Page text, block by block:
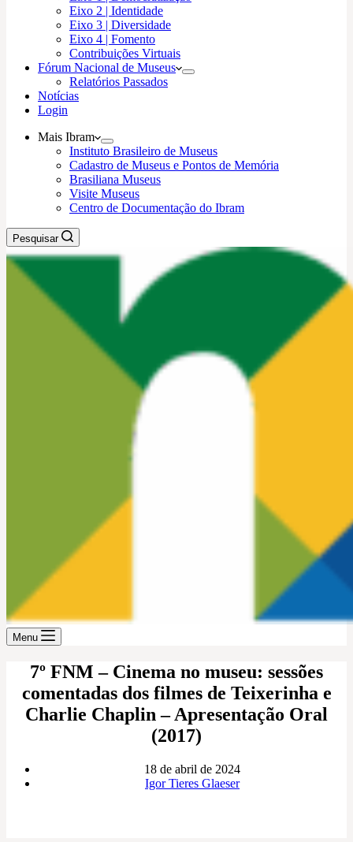
Eixo 2 | Identidade
Eixo 3 | Diversidade
Eixo 4 | Fomento
Contribuições Virtuais
Fórum Nacional de Museus
Relatórios Passados
Notícias
Login
Mais Ibram
Instituto Brasileiro de Museus
Cadastro de Museus e Pontos de Memória
Brasiliana Museus
Visite Museus
Centro de Documentação do Ibram
Pesquisar
Menu
7º FNM – Cinema no museu: sessões
comentadas dos filmes de Teixerinha e
Charlie Chaplin – Apresentação Oral
(2017)
18 de abril de 2024
Igor Tieres Glaeser